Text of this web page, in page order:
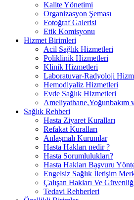
Kalite Yönetimi
Organizasyon Şeması
Fotoğraf Galerisi
Etik Komisyonu
Hizmet Birimleri
Acil Sağlık Hizmetleri
Poliklinik Hizmetleri
Klinik Hizmetleri
Laboratuvar-Radyoloji
Hemodiyaliz Hizmetleri
Evde Sağlık Hizmetleri
Ameliyathane,Yoğunbakım
Sağlık Rehberi
Hasta Ziyaret Kuralları
Refakat Kuralları
Anlaşmalı Kurumlar
Hasta Hakları nedir ?
Hasta Sorumlulukları?
Hasta Hakları Başvuru
Engelsiz Sağlık İletişim
Çalışan Hakları Ve
Tedavi Rehberleri